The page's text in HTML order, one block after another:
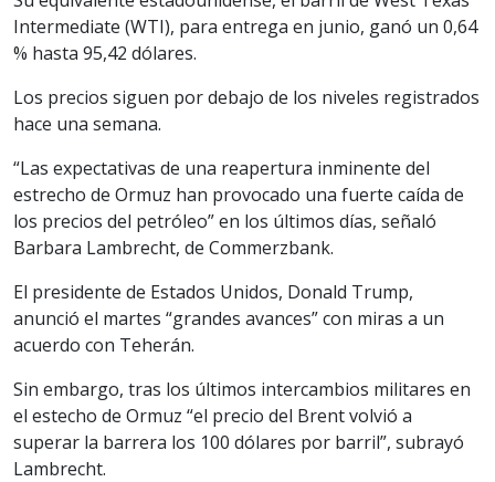
Intermediate (WTI), para entrega en junio, ganó un 0,64
% hasta 95,42 dólares.
Los precios siguen por debajo de los niveles registrados
hace una semana.
“Las expectativas de una reapertura inminente del
estrecho de Ormuz han provocado una fuerte caída de
los precios del petróleo” en los últimos días, señaló
Barbara Lambrecht, de Commerzbank.
El presidente de Estados Unidos, Donald Trump,
anunció el martes “grandes avances” con miras a un
acuerdo con Teherán.
Sin embargo, tras los últimos intercambios militares en
el estecho de Ormuz “el precio del Brent volvió a
superar la barrera los 100 dólares por barril”, subrayó
Lambrecht.